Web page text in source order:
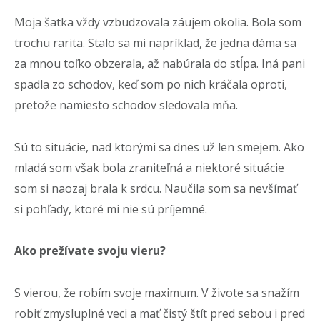
Moja šatka vždy vzbudzovala záujem okolia. Bola som
trochu rarita. Stalo sa mi napríklad, že jedna dáma sa
za mnou toľko obzerala, až nabúrala do stĺpa. Iná pani
spadla zo schodov, keď som po nich kráčala oproti,
pretože namiesto schodov sledovala mňa.
Sú to situácie, nad ktorými sa dnes už len smejem. Ako
mladá som však bola zraniteľná a niektoré situácie
som si naozaj brala k srdcu. Naučila som sa nevšímať
si pohľady, ktoré mi nie sú príjemné.
Ako prežívate svoju vieru?
S vierou, že robím svoje maximum. V živote sa snažím
robiť zmysluplné veci a mať čistý štít pred sebou i pred